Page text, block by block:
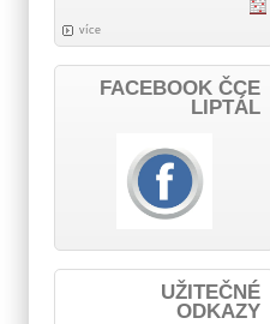
více
FACEBOOK ČCE
LIPTÁL
UŽITEČNÉ
ODKAZY